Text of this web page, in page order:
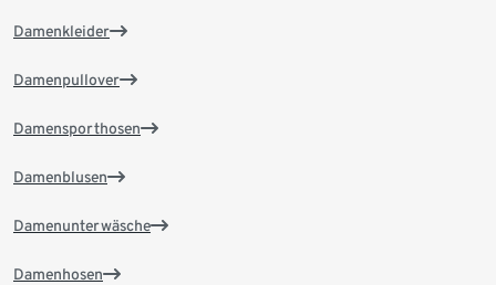
Damenkleider
Damenpullover
Damensporthosen
Damenblusen
Damenunterwäsche
Damenhosen